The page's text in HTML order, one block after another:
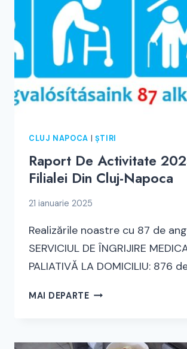
CLUJ NAPOCA ȘTIRI
Raport De Activitate
Filialei Din Cluj-Napoca
21 ianuarie 2025
Realizările noastre cu 87 de
SERVICIUL DE ÎNGRIJIRE
PALIATIVĂ LA DOMICILIU: 876
MAI DEPARTERAPORT